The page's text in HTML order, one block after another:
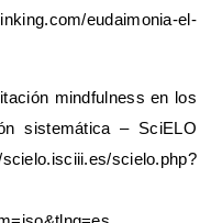
eudaimonia-el-
mindfulness en los
sistemática – SciELO
scielo.php?